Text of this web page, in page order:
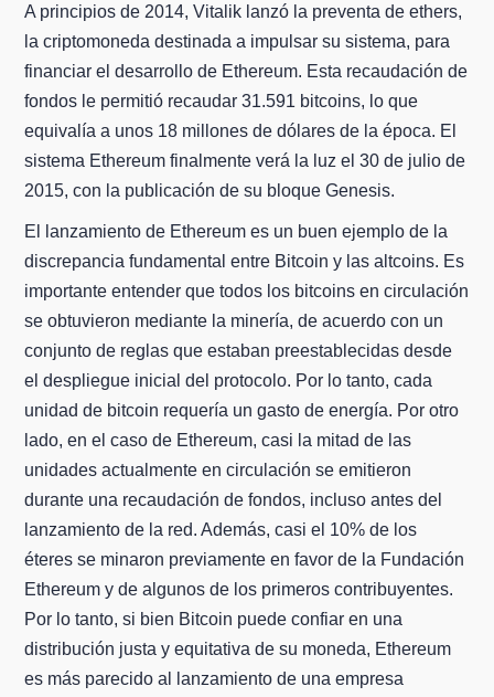
A principios de 2014, Vitalik lanzó la preventa de ethers,
la criptomoneda destinada a impulsar su sistema, para
financiar el desarrollo de Ethereum. Esta recaudación de
fondos le permitió recaudar 31.591 bitcoins, lo que
equivalía a unos 18 millones de dólares de la época. El
sistema Ethereum finalmente verá la luz el 30 de julio de
2015, con la publicación de su bloque Genesis.
El lanzamiento de Ethereum es un buen ejemplo de la
discrepancia fundamental entre Bitcoin y las altcoins. Es
importante entender que todos los bitcoins en circulación
se obtuvieron mediante la minería, de acuerdo con un
conjunto de reglas que estaban preestablecidas desde
el despliegue inicial del protocolo. Por lo tanto, cada
unidad de bitcoin requería un gasto de energía. Por otro
lado, en el caso de Ethereum, casi la mitad de las
unidades actualmente en circulación se emitieron
durante una recaudación de fondos, incluso antes del
lanzamiento de la red. Además, casi el 10% de los
éteres se minaron previamente en favor de la Fundación
Ethereum y de algunos de los primeros contribuyentes.
Por lo tanto, si bien Bitcoin puede confiar en una
distribución justa y equitativa de su moneda, Ethereum
es más parecido al lanzamiento de una empresa